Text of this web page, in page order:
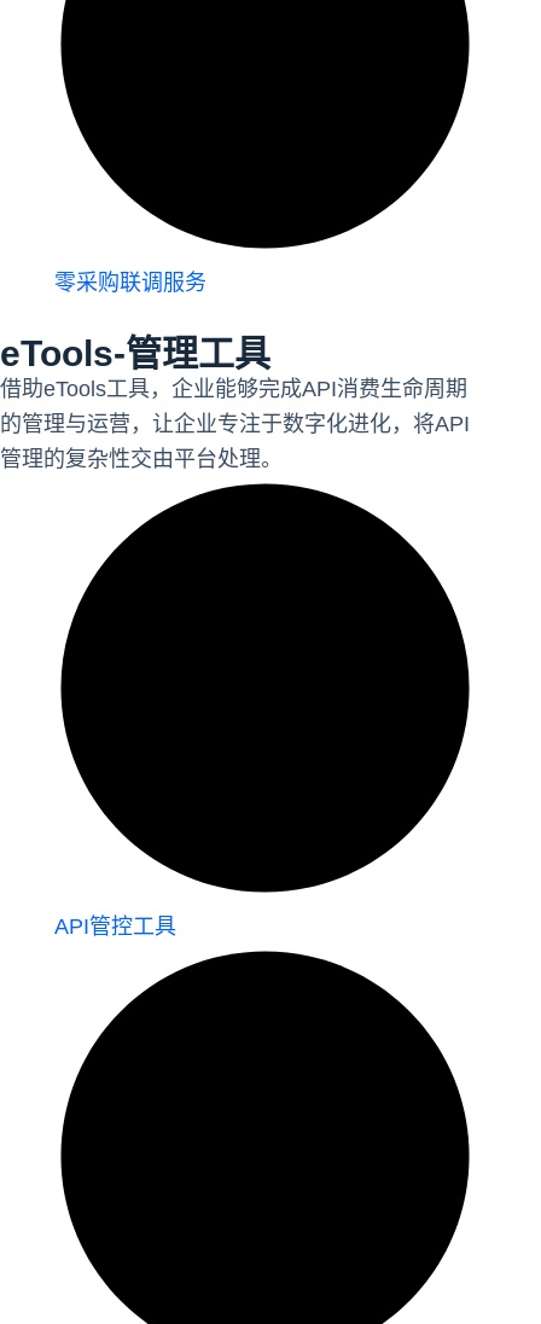
零采购联调服务
eTools-管理工具
借助eTools工具，企业能够完成API消费生命周期
的管理与运营，让企业专注于数字化进化，将API
管理的复杂性交由平台处理。
API管控工具